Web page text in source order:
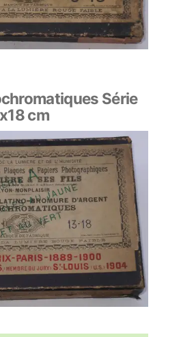
Série
cm